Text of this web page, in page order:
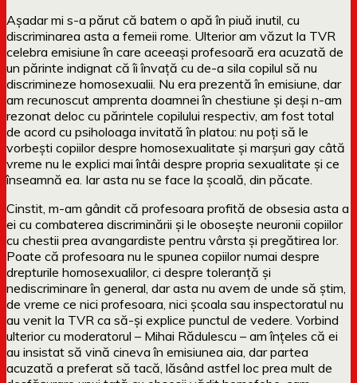
Așadar mi s-a părut că batem o apă în piuă inutil, cu
discriminarea asta a femeii rome. Ulterior am văzut la TVR
celebra emisiune în care aceeași profesoară era acuzată de
un părinte indignat că îi învață cu de-a sila copilul să nu
discrimineze homosexualii. Nu era prezentă în emisiune, dar
am recunoscut amprenta doamnei în chestiune și deși n-am
rezonat deloc cu părintele copilului respectiv, am fost total
de acord cu psiholoaga invitată în platou: nu poți să le
vorbești copiilor despre homosexualitate și marșuri gay câtă
vreme nu le explici mai întâi despre propria sexualitate și ce
înseamnă ea. Iar asta nu se face la școală, din păcate.
Cinstit, m-am gândit că profesoara profită de obsesia asta a
ei cu combaterea discriminării și le obosește neuronii copiilor
cu chestii prea avangardiste pentru vârsta și pregătirea lor.
Poate că profesoara nu le spunea copiilor numai despre
drepturile homosexualilor, ci despre toleranță și
nediscriminare în general, dar asta nu avem de unde să știm,
de vreme ce nici profesoara, nici școala sau inspectoratul nu
au venit la TVR ca să-și explice punctul de vedere. Vorbind
ulterior cu moderatorul – Mihai Rădulescu – am înțeles că ei
au insistat să vină cineva în emisiunea aia, dar partea
acuzată a preferat să tacă, lăsând astfel loc prea mult de